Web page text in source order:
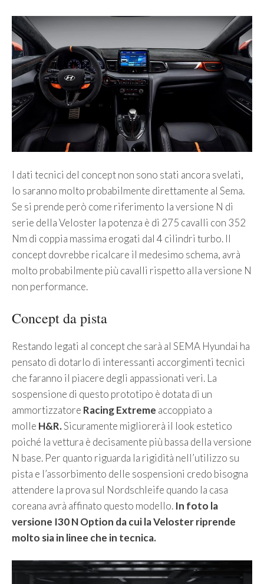
I dati tecnici del concept non sono stati ancora svelati,
lo saranno molto probabilmente direttamente al Sema.
Se si prende però come riferimento la versione N di
serie della Veloster la potenza è di 275 cavalli con 352
Nm di coppia massima erogati dal 4 cilindri turbo. Il
concept dovrebbe ricalcare il medesimo schema, avrà
molto probabilmente più cavalli rispetto alla versione N
non performance.
Concept da pista
Restando legati al concept che sarà al SEMA Hyundai ha
pensato di dotarlo di interessanti accorgimenti tecnici
che faranno il piacere degli appassionati veri. La
sospensione di questo prototipo è dotata di un
ammortizzatore Racing Extreme accoppiato a
molle H&R.Sicuramente migliorerà il look estetico
poiché la vettura è decisamente più bassa della versione
N base. Per quanto riguarda la rigidità nell’utilizzo su
pista e l’assorbimento delle sospensioni credo bisogna
attendere la prova sul Nordschleife quando la casa
coreana avrà affinato questo modello. In foto la
versione I30 N Option da cui la Veloster riprende
molto sia in linee che in tecnica.